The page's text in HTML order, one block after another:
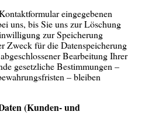
eingegebenen
uns, bis Sie uns zur Löschung
zur Speicherung
Zweck für die Datenspeicherung
Bearbeitung Ihrer
gesetzliche Bestimmungen –
– bleiben
(Kunden- und